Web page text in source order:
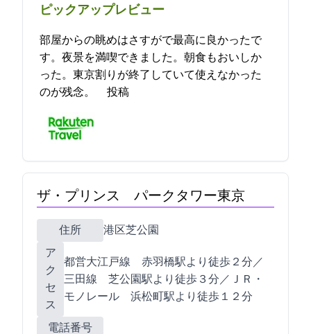
ピックアップレビュー
部屋からの眺めはさすがで最高に良かったで
す。夜景を満喫できました。朝食もおいしか
った。東京割りが終了していて使えなかった
のが残念。 2023-04-21 21:26:46投稿
ザ・プリンス パークタワー東京
住所
港区芝公園4-8-1
ア
ク
セ
ス
都営大江戸線 赤羽橋駅より徒歩２分／
三田線 芝公園駅より徒歩３分／ＪＲ・
モノレール 浜松町駅より徒歩１２分
電話番号